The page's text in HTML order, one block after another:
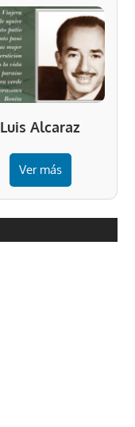
Luis Alcaraz
Ver más